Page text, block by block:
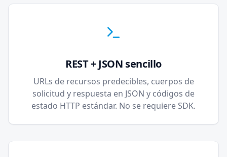
REST + JSON sencillo
URLs de recursos predecibles, cuerpos de
solicitud y respuesta en JSON y códigos de
estado HTTP estándar. No se requiere SDK.